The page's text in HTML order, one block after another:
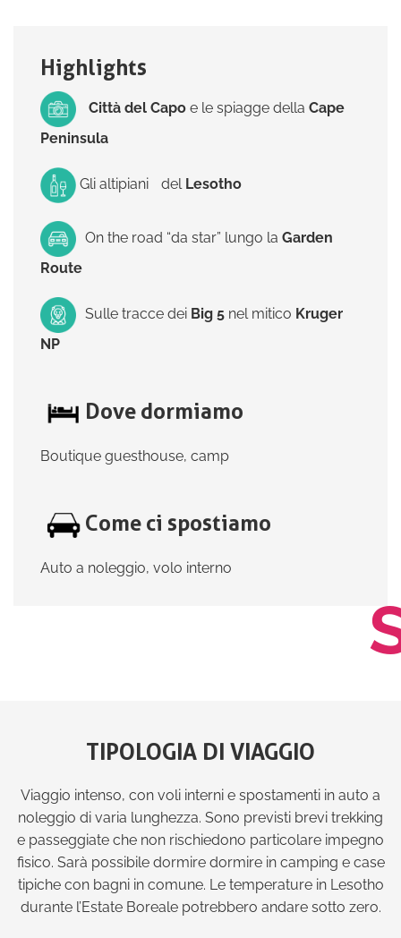
Highlights
Città del Capo e le spiagge della Cape
Peninsula
Gli altipiani del Lesotho
On the road “da star” lungo la Garden
Route
Sulle tracce dei Big 5 nel mitico Kruger
NP
Dove dormiamo
Boutique guesthouse, camp
Come ci spostiamo
Auto a noleggio, volo interno
TIPOLOGIA DI VIAGGIO
Viaggio intenso, con voli interni e spostamenti in auto a
noleggio di varia lunghezza. Sono previsti brevi trekking
e passeggiate che non rischiedono particolare impegno
fisico. Sarà possibile dormire dormire in camping e case
tipiche con bagni in comune. Le temperature in Lesotho
durante l’Estate Boreale potrebbero andare sotto zero.